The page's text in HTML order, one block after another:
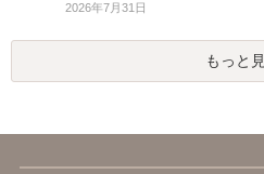
2026年7月31日
もっと